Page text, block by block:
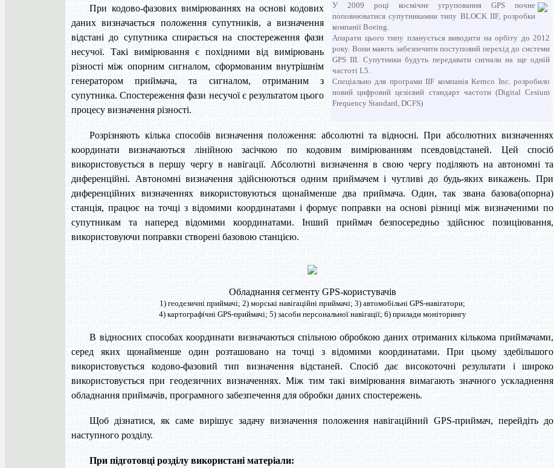
У 2009 році космічне угруповання GPS почне
поповнюватися супутникамии типу BLOCK IIF, розробки
компанії Boeing.
Апарати цього типу планується виводити на орбіту до 2012
року. Вони мають забезпечити поступовий перехід до системи
GPS III. Супутники будуть передавати сигнали на ще одній
частоті L5.
Спеціально для програми IIF компанія Kernco Inc. розробило
новий цифровий цезієвий стандарт частоти (Digital Cesium
Frequency Standard, DCFS)
При кодово-фазових вимірюваннях на основі кодових
даних визначається положення супутників, а визначення
відстані до супутника спирається на спостереження фази
несучої. Такі вимірювання є похідними від вимірювань
різності між опорним сигналом, сформованим внутрішнім
генератором приймача, та сигналом, отриманим з
супутника. Спостереження фази несучої є результатом цього
процесу визначення різності.
Розрізняють кілька способів визначення положення: абсолютні та відносні. При абсолютних визначеннях
координати визначаються лінійною засічкою по кодовим вимірюванням псевдовідстаней. Цей спосіб
використовується в першу чергу в навігації. Абсолютні визначення в свою чергу поділяють на автономні та
диференційні. Автономні визначення здійснюються одним приймачем і чутливі до будь-яких викажень. При
диференційних визначеннях використовуються щонайменше два приймача. Один, так звана базова(опорна)
станція, працює на точці з відомими координатами і формує поправки на основі різниці між визначеними по
супутникам та наперед відомими координатами. Інший приймач безпосередньо здійснює позиціювання,
використовуючи поправки створені базовою станцією.
Обладнання сегменту GPS-користувачів
1) геодезичні приймачі; 2) морські навігаційні приймачі; 3) автомобільні GPS-навігатори;
4) картографічні GPS-приймачі; 5) засоби персональної навігації; 6) прилади моніторингу
В відносних способах координати визначаються спільною обробкою даних отриманих кількома приймачами,
серед яких щонайменше один розташовано на точці з відомими координатами. При цьому здебільшого
використовується кодово-фазовий тип визначення відстаней. Спосіб дає високоточні результати і широко
використовується при геодезичних визначеннях. Між тим такі вимірювання вимагають значного ускладнення
обладнання приймачів, програмного забезпечення для обробки даних спостережень.
Щоб дізнатися, як саме вирішує задачу визначення положення навігаційний GPS-приймач, перейдіть до
наступного розділу.
При підготовці розділу використані матеріали: